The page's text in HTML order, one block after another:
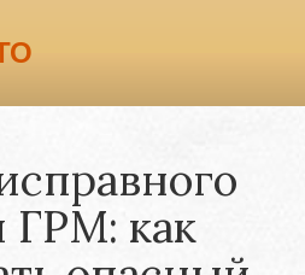
ГРМ: как